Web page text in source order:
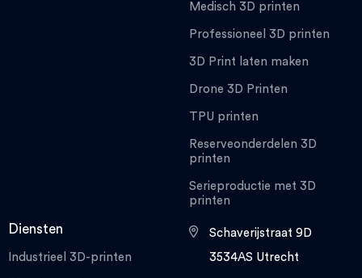
Medisch 3D printen
Professioneel 3D printen
3D Print laten maken
Drone 3D Printen
TPU printen
Reserveonderdelen 3D
printen
Serieproductie met 3D
printen
Diensten
Industrieel 3D-printen
Schaverijstraat 9D
3534AS Utrecht